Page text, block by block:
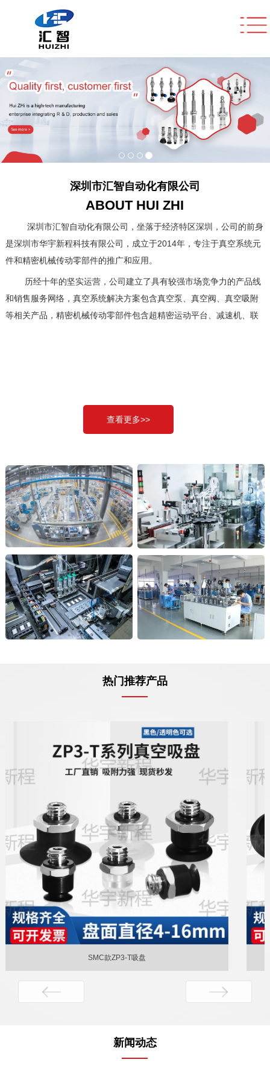
深圳市汇智自动化有限公司
ABOUT HUI ZHI
深圳市汇智自动化有限公司，坐落于经济特区深圳，公司的前身
是深圳市华宇新程科技有限公司，成立于2014年，专注于真空系统元
件和精密机械传动零部件的推广和应用。
历经十年的坚实运营，公司建立了具有较强市场竞争力的产品线
和销售服务网络，真空系统解决方案包含真空泵、真空阀、真空吸附
等相关产品，精密机械传动零部件包含超精密运动平台、减速机、联
到每件产品都需经过严格的出厂检验环节，生产经营方针一贯本着
以“质量第一、顾客至上”为宗旨，以“卓越品质、全员参与、持续改
来。
查看更多>>
热门推荐产品
SMC款ZP2-MT扁平吸盘
新闻动态